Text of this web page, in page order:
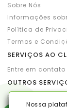
Nossa
Sobre Nós
Informações
Política de
Termos e
SERVIÇOS AO
Entre em contato
OUTROS
Produtos por